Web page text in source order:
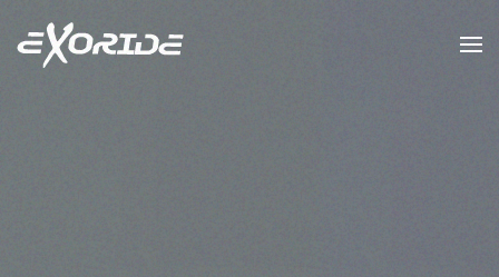
Accéder au contenu principal